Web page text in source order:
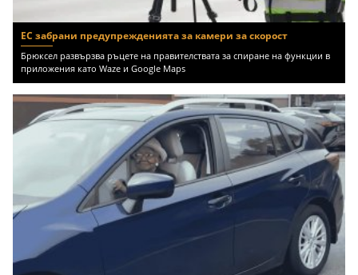
ЕС забрани предупрежденията за камери за скорост
Брюксел развързва ръцете на правителствата за спиране на функции в
приложения като Waze и Google Maps